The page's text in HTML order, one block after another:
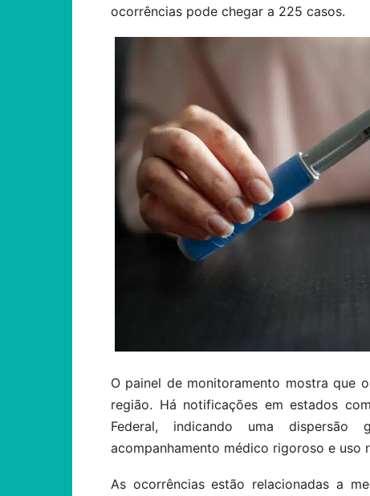
ocorrências pode chegar a 225 casos.
O painel de monitoramento mostra que
região. Há notificações em estados
Federal, indicando uma
acompanhamento médico rigoroso e uso
As ocorrências estão relacionadas a